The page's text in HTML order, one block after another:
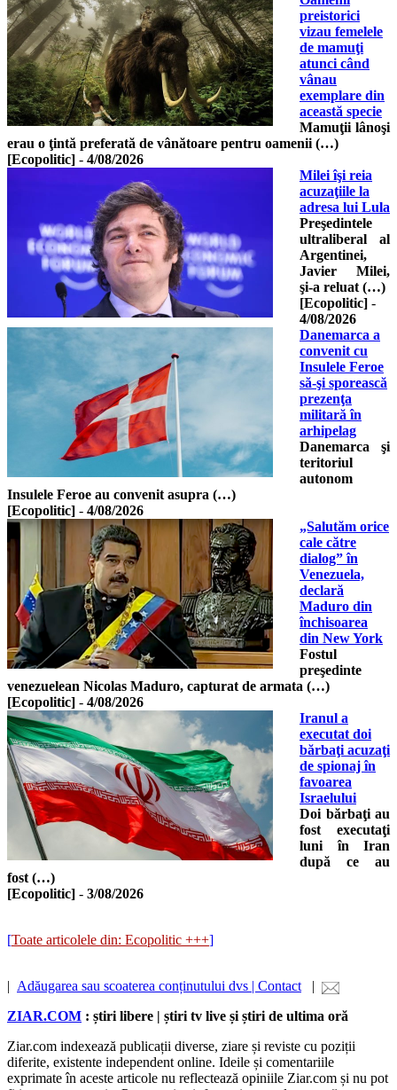
preistorici
vizau femelele
de mamuţi
atunci când
vânau
exemplare din
această specie
Mamuţii lânoşi
erau o ţintă preferată de vânătoare pentru oamenii (…)
[Ecopolitic] - 4/08/2026
Milei îşi reia
acuzaţiile la
adresa lui Lula
Preşedintele
ultraliberal al
Argentinei,
Javier Milei,
şi-a reluat (…)
[Ecopolitic] -
4/08/2026
Danemarca a
convenit cu
Insulele Feroe
să-şi sporească
prezenţa
militară în
arhipelag
Danemarca şi
teritoriul
autonom
Insulele Feroe au convenit asupra (…)
[Ecopolitic] - 4/08/2026
„Salutăm orice
cale către
dialog” în
Venezuela,
declară
Maduro din
închisoarea
din New York
Fostul
preşedinte
venezuelean Nicolas Maduro, capturat de armata (…)
[Ecopolitic] - 4/08/2026
Iranul a
executat doi
bărbaţi acuzaţi
de spionaj în
favoarea
Israelului
Doi bărbaţi au
fost executaţi
luni în Iran
după ce au
fost (…)
[Ecopolitic] - 3/08/2026
[Toate articolele din: Ecopolitic +++]
| Adăugarea sau scoaterea conținutului dvs | Contact |
ZIAR.COM : știri libere | știri tv live și știri de ultima oră
Ziar.com indexează publicații diverse, ziare și reviste cu poziții
diferite, existente independent online. Ideile și comentariile
exprimate în aceste articole nu reflectează opiniile Ziar.com și nu pot